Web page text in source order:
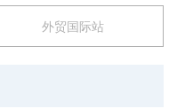
外贸国际站